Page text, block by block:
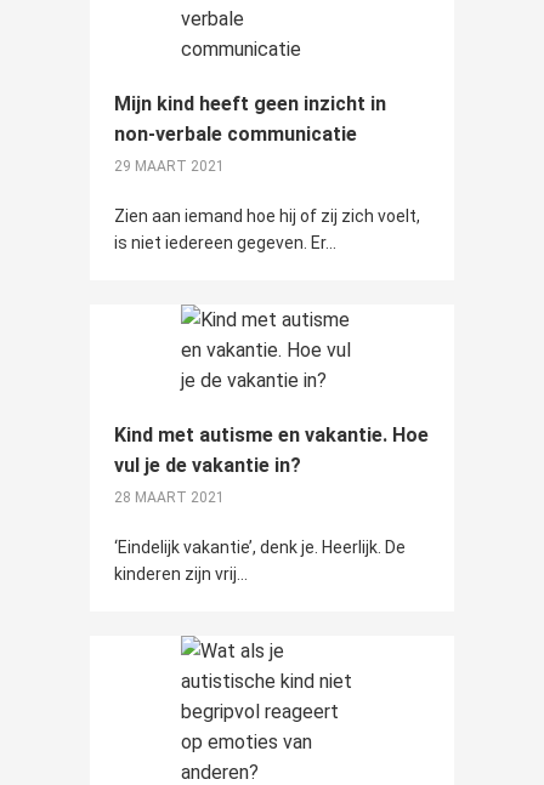
Mijn kind heeft geen inzicht in
non-verbale communicatie
29 MAART 2021
Zien aan iemand hoe hij of zij zich voelt,
is niet iedereen gegeven. Er...
Kind met autisme en vakantie. Hoe
vul je de vakantie in?
28 MAART 2021
‘Eindelijk vakantie’, denk je. Heerlijk. De
kinderen zijn vrij...